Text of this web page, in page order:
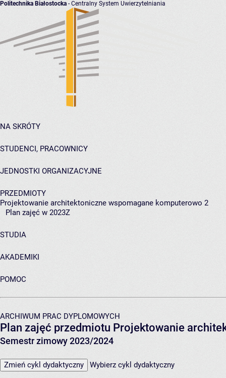
Politechnika Białostocka - Centralny System Uwierzytelniania
NA SKRÓTY
STUDENCI, PRACOWNICY
JEDNOSTKI ORGANIZACYJNE
PRZEDMIOTY
Projektowanie architektoniczne wspomagane komputerowo 2
Plan zajęć w 2023Z
STUDIA
AKADEMIKI
POMOC
ARCHIWUM PRAC DYPLOMOWYCH
Plan zajęć przedmiotu Projektowanie
Semestr zimowy 2023/2024
Zmień cykl dydaktyczny Wybierz cykl dydaktyczny